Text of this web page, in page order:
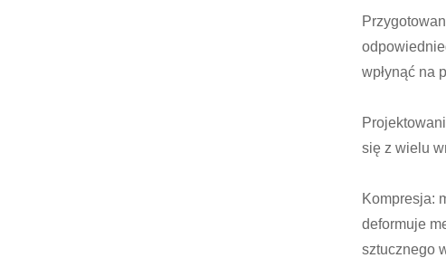
wpłynąć na
się z wielu
Kompresja:
deformuje
sztucznego